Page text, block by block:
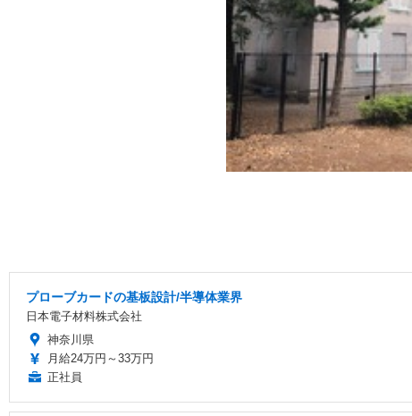
プローブカードの基板設計/半導体業界
日本電子材料株式会社
神奈川県
月給24万円～33万円
正社員